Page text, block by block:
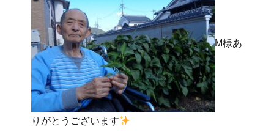
M様あ
りがとうございます